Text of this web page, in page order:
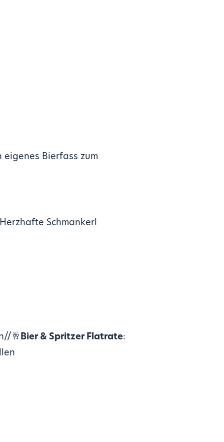
eigenes Bierfass zum
Schmankerl
🥂 Bier & Spritzer Flatrate: